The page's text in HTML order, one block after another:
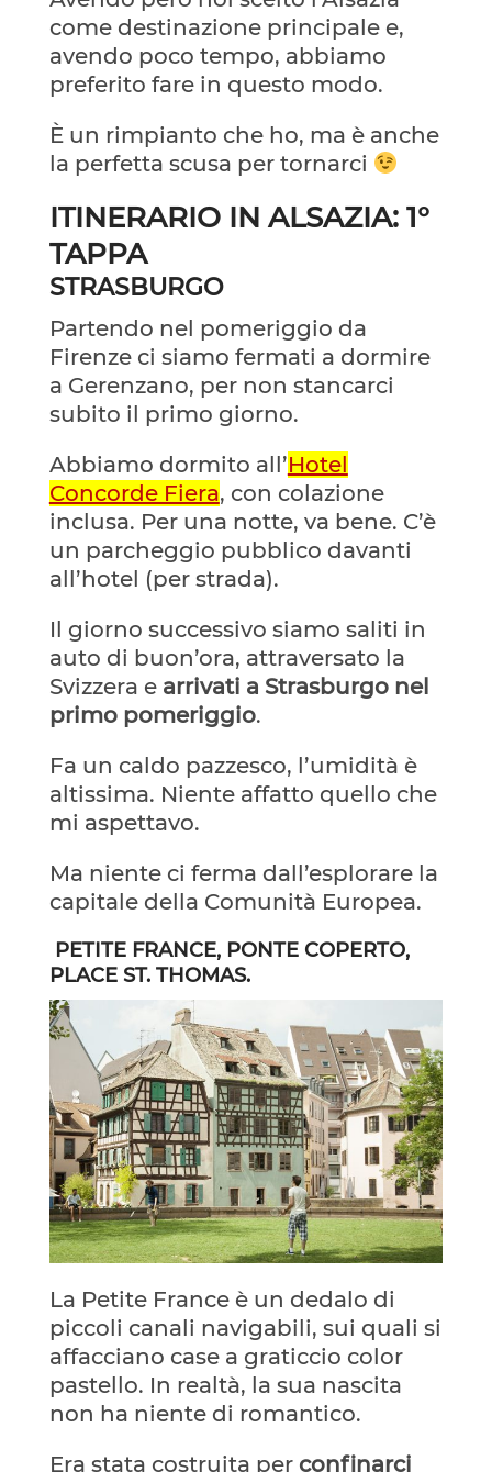
come destinazione principale e,
avendo poco tempo, abbiamo
preferito fare in questo modo.
È un rimpianto che ho, ma è anche
la perfetta scusa per tornarci
ITINERARIO IN ALSAZIA: 1°
TAPPA
STRASBURGO
Partendo nel pomeriggio da
Firenze ci siamo fermati a dormire
a Gerenzano, per non stancarci
subito il primo giorno.
Abbiamo dormito all’Hotel
Concorde Fiera, con colazione
inclusa. Per una notte, va bene. C’è
un parcheggio pubblico davanti
all’hotel (per strada).
Il giorno successivo siamo saliti in
auto di buon’ora, attraversato la
Svizzera e arrivati a Strasburgo nel
primo pomeriggio.
Fa un caldo pazzesco, l’umidità è
altissima. Niente affatto quello che
mi aspettavo.
Ma niente ci ferma dall’esplorare la
capitale della Comunità Europea.
PETITE FRANCE, PONTE COPERTO,
PLACE ST. THOMAS.
La Petite France è un dedalo di
piccoli canali navigabili, sui quali si
affacciano case a graticcio color
pastello. In realtà, la sua nascita
non ha niente di romantico.
Era stata costruita per confinarci